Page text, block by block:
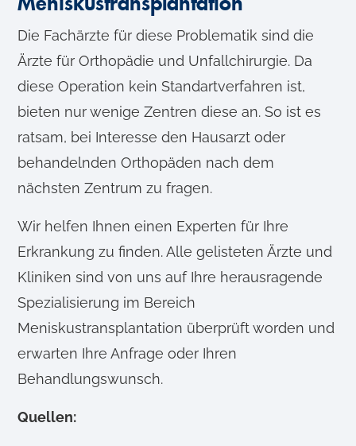
Die Fachärzte für diese Problematik sind die
Ärzte für Orthopädie und Unfallchirurgie. Da
diese Operation kein Standartverfahren ist,
bieten nur wenige Zentren diese an. So ist es
ratsam, bei Interesse den Hausarzt oder
behandelnden Orthopäden nach dem
nächsten Zentrum zu fragen.
Wir helfen Ihnen einen Experten für Ihre
Erkrankung zu finden. Alle gelisteten Ärzte und
Kliniken sind von uns auf Ihre herausragende
Spezialisierung im Bereich
Meniskustransplantation überprüft worden und
erwarten Ihre Anfrage oder Ihren
Behandlungswunsch.
Quellen: